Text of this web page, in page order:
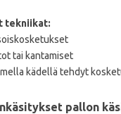
tekniikat:
tai kantamiset
kädellä tehdyt
pallon